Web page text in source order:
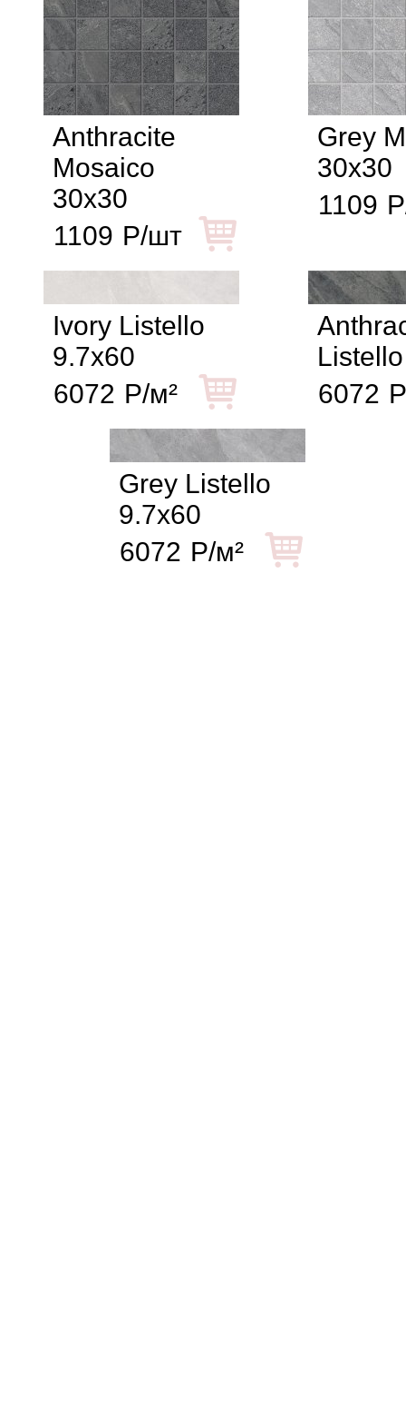
Anthracite
Mosaico
30x30
1109 Р/шт
Grey
30x30
1109
Ivory Listello
9.7x60
6072 Р/м²
6072
Grey Listello
9.7x60
6072 Р/м²